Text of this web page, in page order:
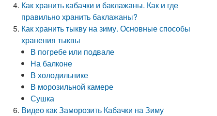
Как хранить кабачки и баклажаны. Как и где
правильно хранить баклажаны?
Как хранить тыкву на зиму. Основные способы
хранения тыквы
В погребе или подвале
На балконе
В холодильнике
В морозильной камере
Сушка
Видео как Заморозить Кабачки на Зиму